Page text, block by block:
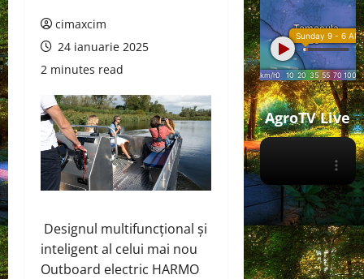
cimaxcim
24 ianuarie 2025
2 minutes read
Designul multifuncțional și
inteligent al celui mai nou
Outboard electric HARMO
AgroTV Live